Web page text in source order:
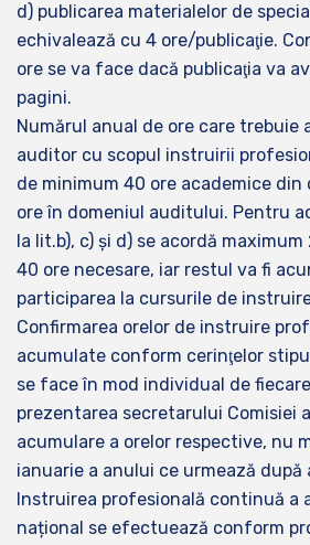
d) publicarea materialelor de
echivalează cu 4 ore/publicaţie.
ore se va face dacă publicaţia va
pagini.
Numărul anual de ore care trebuie
auditor cu scopul instruirii
de minimum 40 ore academice din
ore în domeniul auditului. Pentru
la lit.b), c) şi d) se acordă
40 ore necesare, iar restul va fi
participarea la cursurile de
Confirmarea orelor de instruire
acumulate conform cerinţelor
se face în mod individual de
prezentarea secretarului Comisiei
acumulare a orelor respective, nu
ianuarie a anului ce urmează după
Instruirea profesională continuă a
național se efectuează conform